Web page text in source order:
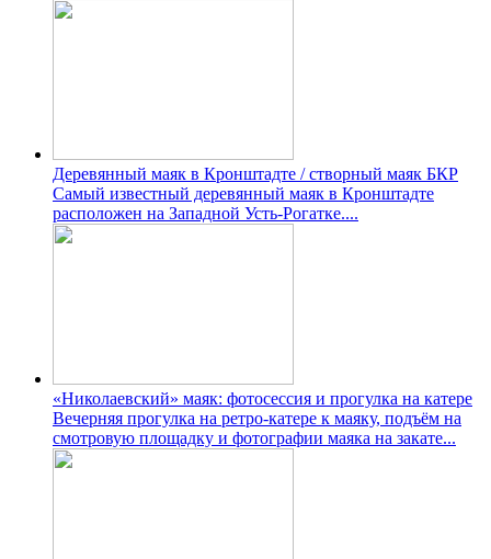
Деревянный маяк в Кронштадте / створный маяк БКР
Самый известный деревянный маяк в Кронштадте
расположен на Западной Усть-Рогатке....
«Николаевский» маяк: фотосессия и прогулка на катере
Вечерняя прогулка на ретро-катере к маяку, подъём на
смотровую площадку и фотографии маяка на закате...